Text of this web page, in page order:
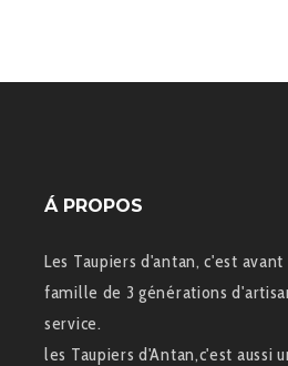
Á PROPOS
Les Taupiers d'antan, c'est
famille de 3 générations
service.
les Taupiers d'Antan,c'est aussi